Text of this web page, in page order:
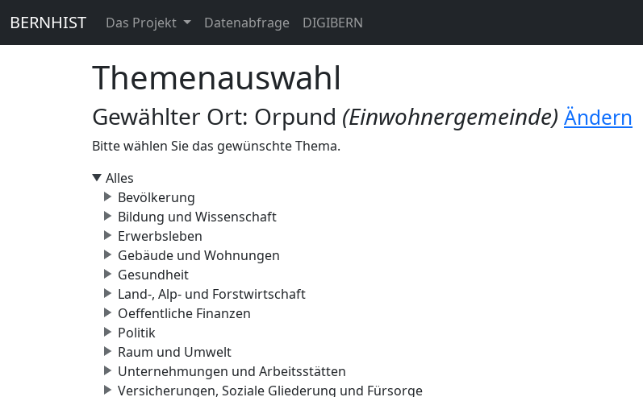
BERNHIST Das Projekt Datenabfrage DIGIBERN
Themenauswahl
Gewählter Ort: Orpund (Einwohnergemeinde) Ändern
Bitte wählen Sie das gewünschte Thema.
Alles
Bevölkerung
Bildung und Wissenschaft
Erwerbsleben
Gebäude und Wohnungen
Gesundheit
Land-, Alp- und Forstwirtschaft
Oeffentliche Finanzen
Politik
Raum und Umwelt
Unternehmungen und Arbeitsstätten
Versicherungen, Soziale Gliederung und Fürsorge